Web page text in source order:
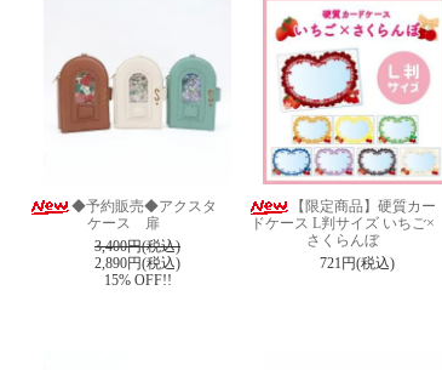
◆予約販売◆アクスタ
ケース 扉
3,400円(税込)
2,890円(税込)
15% OFF!!
【限定商品】硬質カー
ドケース L判サイズ いちご×
さくらんぼ
721円(税込)